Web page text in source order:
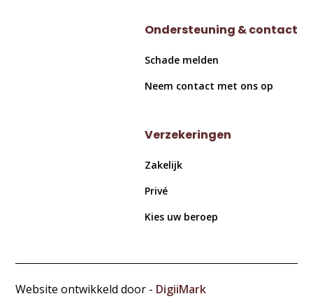
Ondersteuning & contact
Schade melden
Neem contact met ons op
Verzekeringen
Zakelijk
Privé
Kies uw beroep
Website ontwikkeld door - DigiiMark